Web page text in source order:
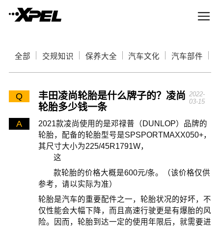
全部 交规知识 保养大全 汽车文化 汽车部件
Q
丰田凌尚轮胎是什么牌子的？凌尚
轮胎多少钱一条
2022-
03-15
A
2021款凌尚使用的是邓禄普（DUNLOP）品牌的
轮胎，配备的轮胎型号是SPSPORTMAXX050+，
其尺寸大小为225/45R1791W，
这
款轮胎的价格大概是600元/条。（该价格仅供
参考，请以实际为准）
轮胎是汽车的重要配件之一，轮胎状况的好坏，不
仅性能会大幅下降，而且高速行驶更是有爆胎的风
险。因而，轮胎到达一定的使用年限后，就需要进